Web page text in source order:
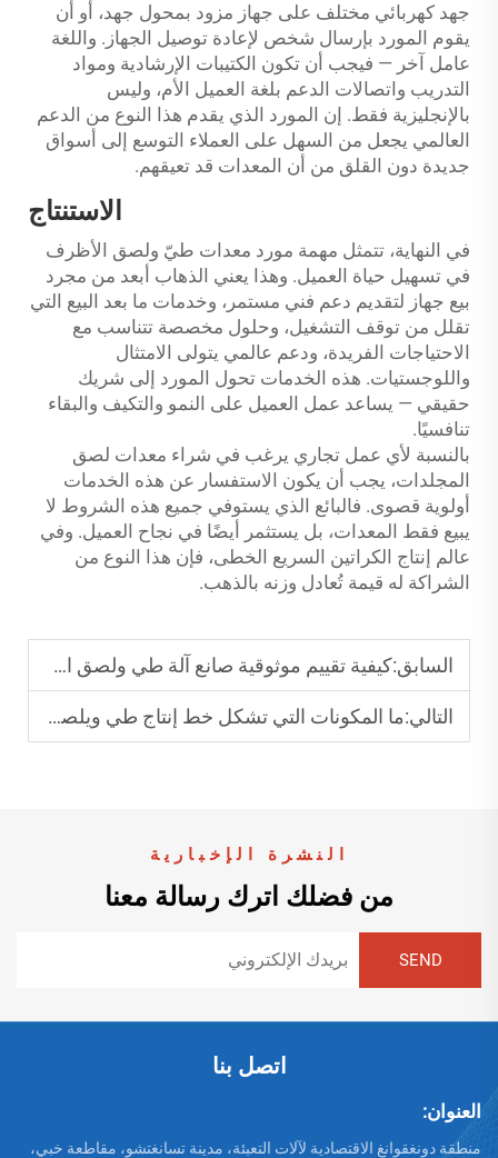
جهد كهربائي مختلف على جهاز مزود بمحول جهد، أو أن
يقوم المورد بإرسال شخص لإعادة توصيل الجهاز. واللغة
عامل آخر — فيجب أن تكون الكتيبات الإرشادية ومواد
التدريب واتصالات الدعم بلغة العميل الأم، وليس
بالإنجليزية فقط. إن المورد الذي يقدم هذا النوع من الدعم
العالمي يجعل من السهل على العملاء التوسع إلى أسواق
جديدة دون القلق من أن المعدات قد تعيقهم.
الاستنتاج
في النهاية، تتمثل مهمة مورد معدات طيّ ولصق الأظرف
في تسهيل حياة العميل. وهذا يعني الذهاب أبعد من مجرد
بيع جهاز لتقديم دعم فني مستمر، وخدمات ما بعد البيع التي
تقلل من توقف التشغيل، وحلول مخصصة تتناسب مع
الاحتياجات الفريدة، ودعم عالمي يتولى الامتثال
واللوجستيات. هذه الخدمات تحول المورد إلى شريك
حقيقي — يساعد عمل العميل على النمو والتكيف والبقاء
تنافسيًا.
بالنسبة لأي عمل تجاري يرغب في شراء معدات لصق
المجلدات، يجب أن يكون الاستفسار عن هذه الخدمات
أولوية قصوى. فالبائع الذي يستوفي جميع هذه الشروط لا
يبيع فقط المعدات، بل يستثمر أيضًا في نجاح العميل. وفي
عالم إنتاج الكراتين السريع الخطى، فإن هذا النوع من
الشراكة له قيمة تُعادل وزنه بالذهب.
السابق:كيفية تقييم موثوقية صانع آلة طي ولصق الأكياس؟
التالي:ما المكونات التي تشكل خط إنتاج طي ويلصق آلي فعّال؟
النشرة الإخبارية
من فضلك اترك رسالة معنا
اتصل بنا
العنوان:
منطقة دونغقوانغ الاقتصادية لآلات التعبئة، مدينة تسانغتشو، مقاطعة خبي،